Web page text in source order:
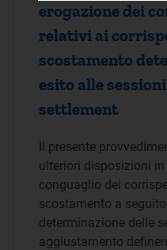
erogazione dei
relativi ai
scostamento
esito alle
settlement
Il presente
ulteriori disposizioni
conguaglio dei
scostamento a
determinazione delle
aggiustamento